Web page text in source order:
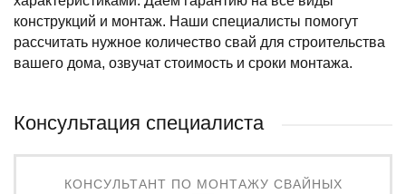
конструкций и монтаж. Наши специалисты помогут
рассчитать нужное количество свай для строительства
вашего дома, озвучат стоимость и сроки монтажа.
Консультация специалиста
КОНСУЛЬТАНТ ПО МОНТАЖУ СВАЙНЫХ